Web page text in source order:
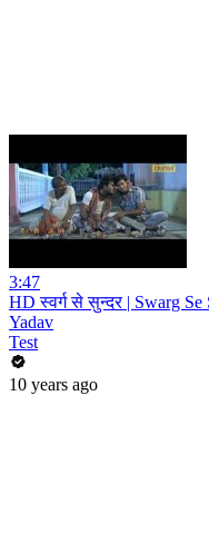
3:47
HD स्वर्ग से सुन्दर | Swarg
Yadav
Test
10 years ago